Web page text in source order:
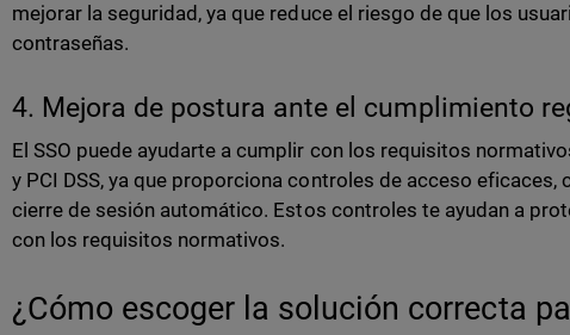
mejorar la seguridad, ya que reduce el riesgo de que los
contraseñas.
4. Mejora de postura ante el cumplimiento
El SSO puede ayudarte a cumplir con los requisitos
y PCI DSS, ya que proporciona controles de acceso eficaces,
cierre de sesión automático. Estos controles te ayudan a
con los requisitos normativos.
¿Cómo escoger la solución correcta